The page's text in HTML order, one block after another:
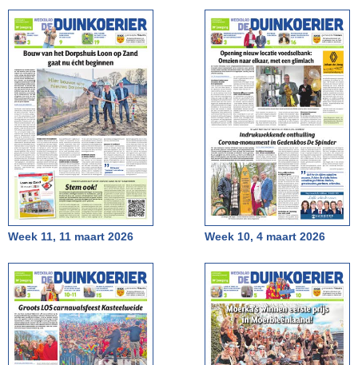
Week 11, 11 maart 2026 Week 10, 4 maart 2026